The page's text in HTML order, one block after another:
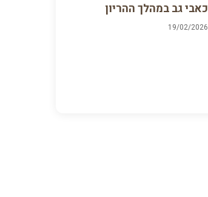
כאבי גב במהלך ההריון
19/02/2026